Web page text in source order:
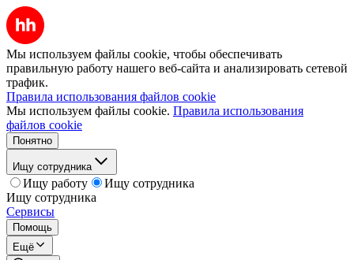
Мы используем файлы cookie, чтобы обеспечивать
правильную работу нашего веб-сайта и анализировать сетевой
трафик.
Правила использования файлов cookie
Мы используем файлы cookie. Правила использования
файлов cookie
Понятно
Ищу сотрудника
Ищу работу
Ищу сотрудника
Ищу сотрудника
Сервисы
Помощь
Ещё